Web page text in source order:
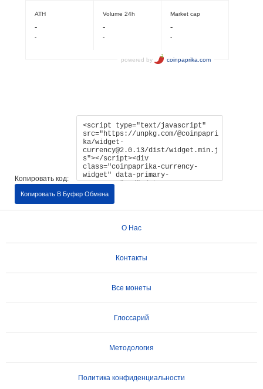
Копировать код:
Копировать В Буфер Обмена
О Нас
Контакты
Все монеты
Глоссарий
Методология
Политика конфиденциальности